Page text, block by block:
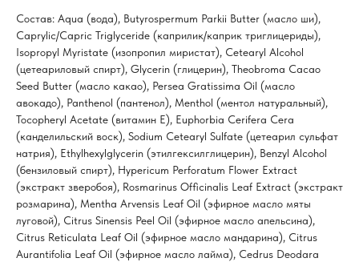
Состав: Aqua (вода), Butyrospermum Parkii Butter (масло ши),
Caprylic/Capric Triglyceride (каприлик/каприк триглицериды),
Isopropyl Myristate (изопропил миристат), Cetearyl Alcohol
(цетеариловый спирт), Glycerin (глицерин), Theobroma Cacao
Seed Butter (масло какао), Persea Gratissima Oil (масло
авокадо), Panthenol (пантенол), Menthol (ментол натуральный),
Tocopheryl Acetate (витамин Е), Euphorbia Cerifera Cera
(канделильский воск), Sodium Cetearyl Sulfate (цетеарил сульфат
натрия), Ethylhexylglycerin (этилгексилглицерин), Benzyl Alcohol
(бензиловый спирт), Hypericum Perforatum Flower Extract
(экстракт зверобоя), Rosmarinus Officinalis Leaf Extract (экстракт
розмарина), Mentha Arvensis Leaf Oil (эфирное масло мяты
луговой), Citrus Sinensis Peel Oil (эфирное масло апельсина),
Citrus Reticulata Leaf Oil (эфирное масло мандарина), Citrus
Aurantifolia Leaf Oil (эфирное масло лайма), Cedrus Deodara